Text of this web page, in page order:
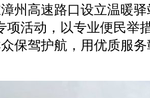
州高速路口设立温暖
项活动，以专业便民举
保驾护航，用优质服